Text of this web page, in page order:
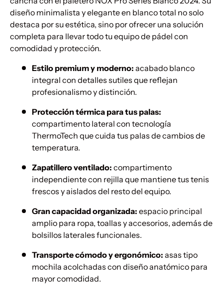
diseño minimalista y elegante en blanco total no solo
destaca por su estética, sino por ofrecer una solución
completa para llevar todo tu equipo de pádel con
comodidad y protección.
Estilo premium y moderno: acabado blanco
integral con detalles sutiles que reflejan
profesionalismo y distinción.
Protección térmica para tus palas:
compartimento lateral con tecnología
ThermoTech que cuida tus palas de cambios de
temperatura.
Zapatillero ventilado: compartimento
independiente con rejilla que mantiene tus tenis
frescos y aislados del resto del equipo.
Gran capacidad organizada: espacio principal
amplio para ropa, toallas y accesorios, además de
bolsillos laterales funcionales.
Transporte cómodo y ergonómico: asas tipo
mochila acolchadas con diseño anatómico para
mayor comodidad.